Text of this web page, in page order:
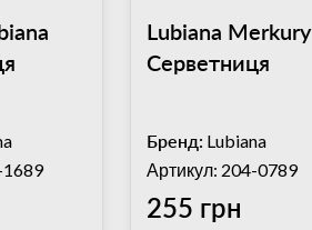
1689
Lubiana Merkury
Серветниця
Бренд: Lubiana
Артикул: 204-0789
255 грн